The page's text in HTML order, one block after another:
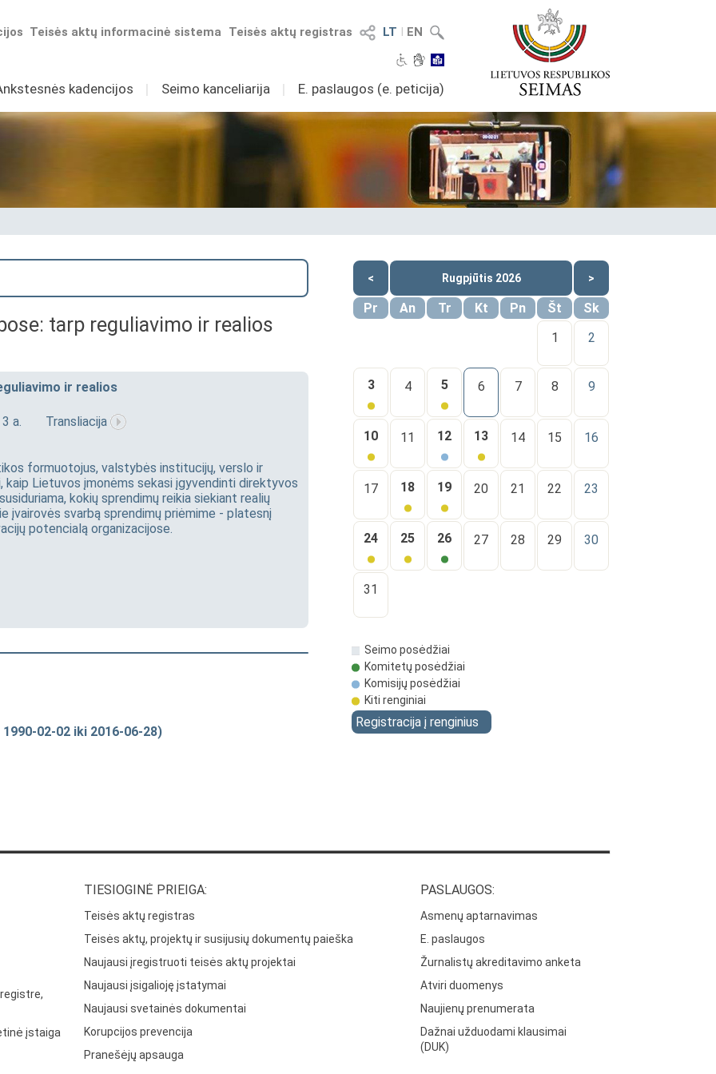
LT I EN
Teisės aktų registras
Teisės aktų informacinė sistema
kadencijos I Seimo kanceliarija I E. paslaugos (e. peticija)
< Rugpjūtis 2026 >
Pr An Tr Kt Pn Št
Sk
1
2
3 4 5 6 7 8 9
10 11 12 13 14 15 16
17 18 19 20 21 22 23
24 25 26 27 28 29 30
31
Seimo posėdžiai
Komitetų posėdžiai
Komisijų posėdžiai
Kiti renginiai
Registracija į renginius
tarp reguliavimo ir realios
ir realios
a. Transliacija
formuotojus, valstybės institucijų, verslo ir
kaip Lietuvos įmonėms sekasi įgyvendinti direktyvos
kokių sprendimų reikia siekiant realių
įvairovės svarbą sprendimų priėmime - platesnį
potencialą organizacijose.
02-02 iki 2016-06-28)
įstaiga
TIESIOGINĖ PRIEIGA:
Teisės aktų registras
Teisės aktų, projektų ir susijusių dokumentų paieška
Naujausi įregistruoti teisės aktų projektai
Naujausi įsigalioję įstatymai
Naujausi svetainės dokumentai
Korupcijos prevencija
Pranešėjų apsauga
PASLAUGOS:
Asmenų aptarnavimas
E. paslaugos
Žurnalistų akreditavimo anketa
Atviri duomenys
Naujienų prenumerata
Dažnai užduodami klausimai
(DUK)